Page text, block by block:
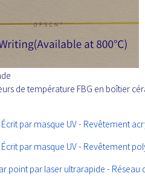
de température FBG en boîtier
par masque UV - Revêtement
par masque UV - Revêtement
point par laser ultrarapide - Réseau